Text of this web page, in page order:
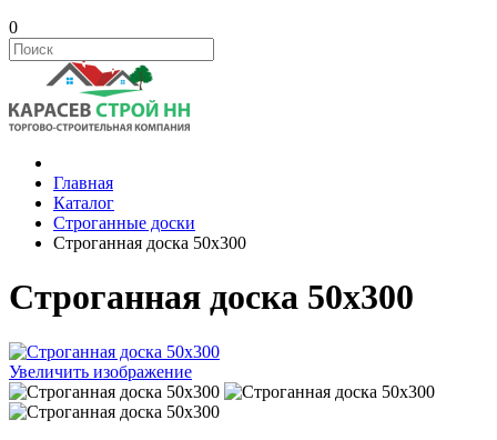
0
Главная
Каталог
Строганные доски
Строганная доска 50х300
Строганная доска 50х300
Увеличить изображение